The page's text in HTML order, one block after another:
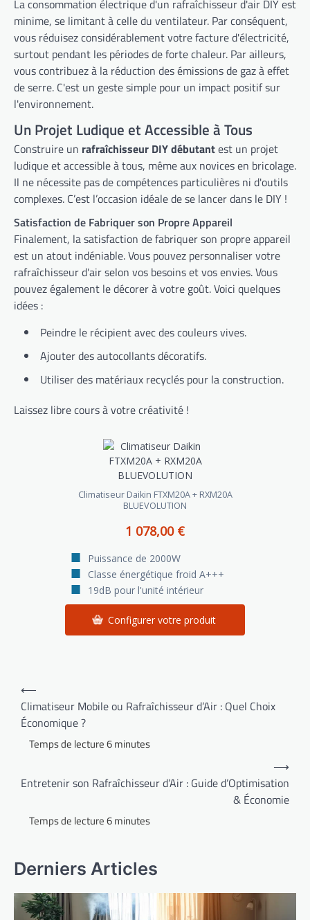
La consommation électrique d'un rafraîchisseur d'air DIY est
minime, se limitant à celle du ventilateur. Par conséquent,
vous réduisez considérablement votre facture d'électricité,
surtout pendant les périodes de forte chaleur. Par ailleurs,
vous contribuez à la réduction des émissions de gaz à effet
de serre. C'est un geste simple pour un impact positif sur
l'environnement.
Un Projet Ludique et Accessible à Tous
Construire un rafraîchisseur DIY débutantest un projet
ludique et accessible à tous, même aux novices en bricolage.
Il ne nécessite pas de compétences particulières ni d'outils
complexes. C’est l’occasion idéale de se lancer dans le DIY !
Satisfaction de Fabriquer son Propre Appareil
Finalement, la satisfaction de fabriquer son propre appareil
est un atout indéniable. Vous pouvez personnaliser votre
rafraîchisseur d'air selon vos besoins et vos envies. Vous
pouvez également le décorer à votre goût. Voici quelques
idées :
Peindre le récipient avec des couleurs vives.
Ajouter des autocollants décoratifs.
Utiliser des matériaux recyclés pour la construction.
Laissez libre cours à votre créativité !
Climatiseur Daikin FTXM20A + RXM20A
BLUEVOLUTION
1 078,00 €
Puissance de 2000W
Classe énergétique froid A+++
19dB pour l'unité intérieur
Configurer votre produit
Navigation
de
l’article
⟵
Climatiseur Mobile ou Rafraîchisseur d’Air : Quel Choix
Économique ?
Entretenir son Rafraîchisseur d’Air : Guide d’Optimisation
& Économie
⟶
Derniers Articles